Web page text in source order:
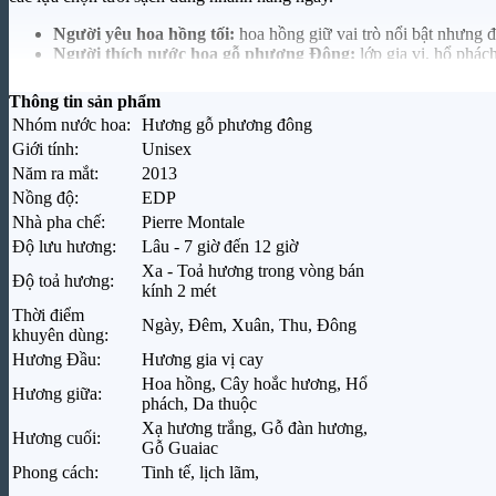
Người yêu hoa hồng tối: hoa hồng giữ vai trò nổi bật nhưng
Người thích nước hoa gỗ phương Đông: lớp gia vị, hổ
cấu trúc dày và
Người yêu da thuộc và hoắc hương:
hai thành phần này
Người muốn bổ sung một mùi mùa lạnh:
Thông tin sản phẩm
Nhóm nước hoa:
Hương gỗ phương đông
Giới tính:
Unisex
Năm ra mắt:
2013
Nồng độ:
EDP
Nhà pha chế:
Pierre Montale
Độ lưu hương:
Lâu - 7 giờ đến 12 giờ
Độ toả hương:
Xa - Toả hương trong vòng bán
kính 2 mét
Thời điểm
khuyên dùng:
Ngày, Đêm, Xuân, Thu, Đông
Hương Đầu:
Hương gia vị cay
Hương giữa:
Hoa hồng, Cây hoắc hương, Hổ
phách, Da thuộc
Hương cuối:
Xạ hương trắng, Gỗ đàn hương,
Gỗ Guaiac
Phong cách:
Tinh tế, lịch lãm,